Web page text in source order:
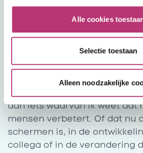
Alle cookies
Selectie toestaan
Alleen noodzakelijke
Een van mijn favoriete
Mental Care Group. Het was
samen met collega’s door de
tijgeren!’
Wat is werkgeluk voor jou?
‘Werkgeluk is voor mij dat ik
aan iets waarvan ik weet dat
mensen verbetert. Of dat nu
schermen is, in de
collega of in de verandering